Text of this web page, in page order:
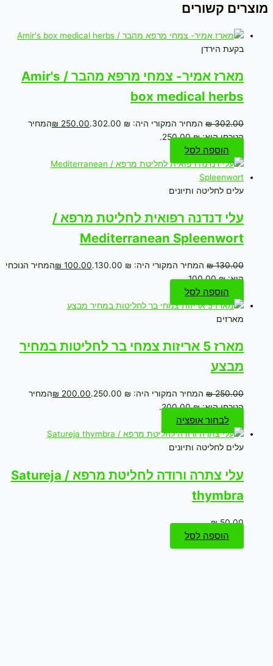
מוצרים קשורים
בקעת הירדן
מארז אמיר- צמחי מרפא מהבר / Amir's
box medical herbs
₪302.00 המחיר המקורי היה: ₪ 302.00. ₪ 250.00
המחיר
הנוכחי הוא: ₪ 250.00.
הוספה לסל
עלים לחליטה ותיונים
עלי דנדנה רפואית לחליטת מרפא /
Mediterranean Spleenwort
₪130.00 המחיר המקורי היה: ₪ 130.00. ₪ 100.00
המחיר הנוכחי
הוא: ₪ 100.00.
הוספה לסל
מארזים
מארז 5 אריזות צמחי בר לחליטות במחיר
מבצע
₪250.00 המחיר המקורי היה: ₪ 250.00. ₪ 200.00
המחיר
הנוכחי הוא: ₪ 200.00.
לבחור אופציה
עלים לחליטה ותיונים
עלי צתרה ורודה לחליטת מרפא / Satureja
thymbra
₪50.00
הוספה לסל